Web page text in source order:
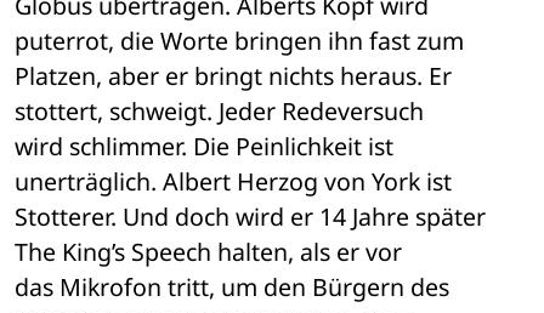
puterrot, die Worte bringen ihn fast zum
Platzen, aber er bringt nichts heraus. Er
stottert, schweigt. Jeder Redeversuch
wird schlimmer. Die Peinlichkeit ist
unerträglich. Albert Herzog von York ist
Stotterer. Und doch wird er 14 Jahre später
The King’s Speech halten, als er vor
das Mikrofon tritt, um den Bürgern des